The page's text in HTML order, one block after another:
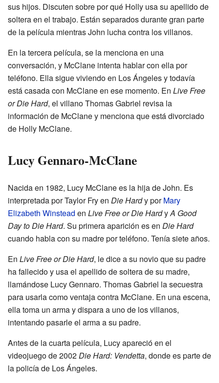
sus hijos. Discuten sobre por qué Holly usa su apellido de
soltera en el trabajo. Están separados durante gran parte
de la película mientras John lucha contra los villanos.
En la tercera película, se la menciona en una
conversación, y McClane intenta hablar con ella por
teléfono. Ella sigue viviendo en Los Ángeles y todavía
está casada con McClane en ese momento. En Live Free
or Die Hard, el villano Thomas Gabriel revisa la
información de McClane y menciona que está divorciado
de Holly McClane.
Lucy Gennaro-McClane
Nacida en 1982, Lucy McClane es la hija de John. Es
interpretada por Taylor Fry en Die Hardy porMary
Elizabeth Winstead en Live Free or Die HardyA Good
Day to Die Hard. Su primera aparición es en Die Hard
cuando habla con su madre por teléfono. Tenía siete años.
En Live Free or Die Hard, le dice a su novio que su padre
ha fallecido y usa el apellido de soltera de su madre,
llamándose Lucy Gennaro. Thomas Gabriel la secuestra
para usarla como ventaja contra McClane. En una escena,
ella toma un arma y dispara a uno de los villanos,
intentando pasarle el arma a su padre.
Antes de la cuarta película, Lucy apareció en el
videojuego de 2002Die Hard: Vendetta, donde es parte de
la policía de Los Ángeles.